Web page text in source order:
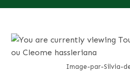
Image-par-Silvia-